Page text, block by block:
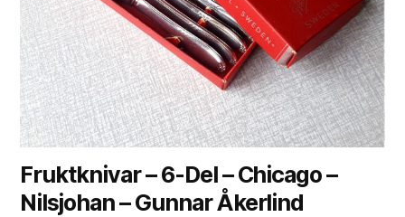
Fruktknivar – 6-Del – Chicago –
Nilsjohan – Gunnar Åkerlind